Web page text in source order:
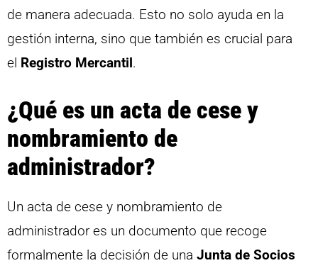
de manera adecuada. Esto no solo ayuda en la
gestión interna, sino que también es crucial para
el Registro Mercantil.
¿Qué es un acta de cese y
nombramiento de
administrador?
Un acta de cese y nombramiento de
administrador es un documento que recoge
formalmente la decisión de una Junta de Socios